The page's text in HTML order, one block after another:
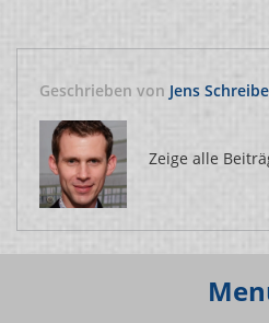
Geschrieben von Jens
Zeige alle